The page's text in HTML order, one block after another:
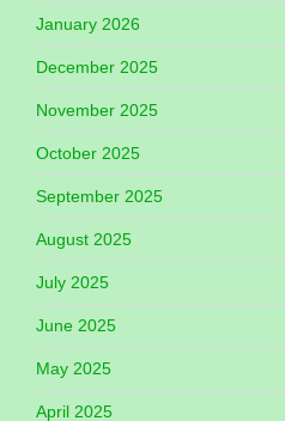
January 2026
December 2025
November 2025
October 2025
September 2025
August 2025
July 2025
June 2025
May 2025
April 2025